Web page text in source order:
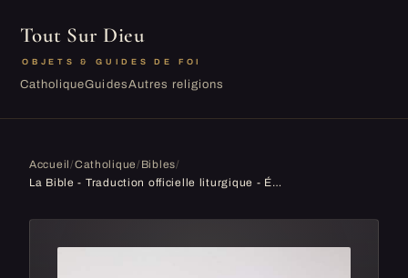
Tout Sur Dieu
OBJETS & GUIDES DE FOI
CatholiqueGuidesAutres religions
Accueil/Catholique/ Bibles/
La Bible - Traduction officielle liturgique - Édition voyage